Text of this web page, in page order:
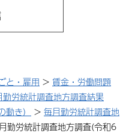
と・雇用 > 賃金・労働問題
勤労統計調査地方調査結果
き）
> 毎月勤労統計調査地
勤労統計調査地方調査(令和6